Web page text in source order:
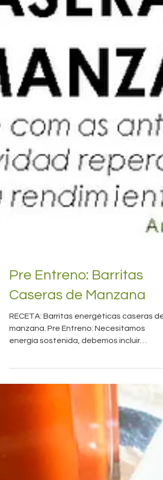
Pre Entreno: Barritas
RECETA: Barritas energéticas caseras de
manzana. Pre Entreno: Necesitamos